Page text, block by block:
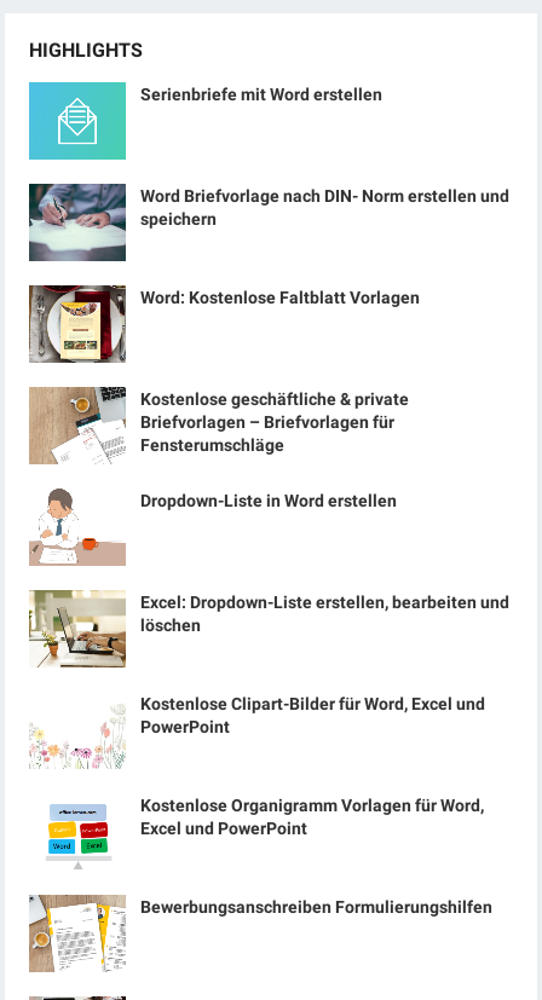
HIGHLIGHTS
Serienbriefe mit Word erstellen
Word Briefvorlage nach DIN- Norm erstellen und
speichern
Word: Kostenlose Faltblatt Vorlagen
Kostenlose geschäftliche & private
Briefvorlagen – Briefvorlagen für
Fensterumschläge
Dropdown-Liste in Word erstellen
Excel: Dropdown-Liste erstellen, bearbeiten und
löschen
Kostenlose Clipart-Bilder für Word, Excel und
PowerPoint
Kostenlose Organigramm Vorlagen für Word,
Excel und PowerPoint
Bewerbungsanschreiben Formulierungshilfen